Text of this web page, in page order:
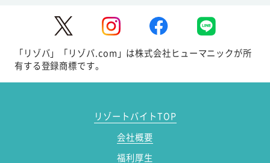
「リゾバ」「リゾバ.com」は株式会社ヒューマニックが所
有する登録商標です。
リゾートバイトTOP
会社概要
福利厚生